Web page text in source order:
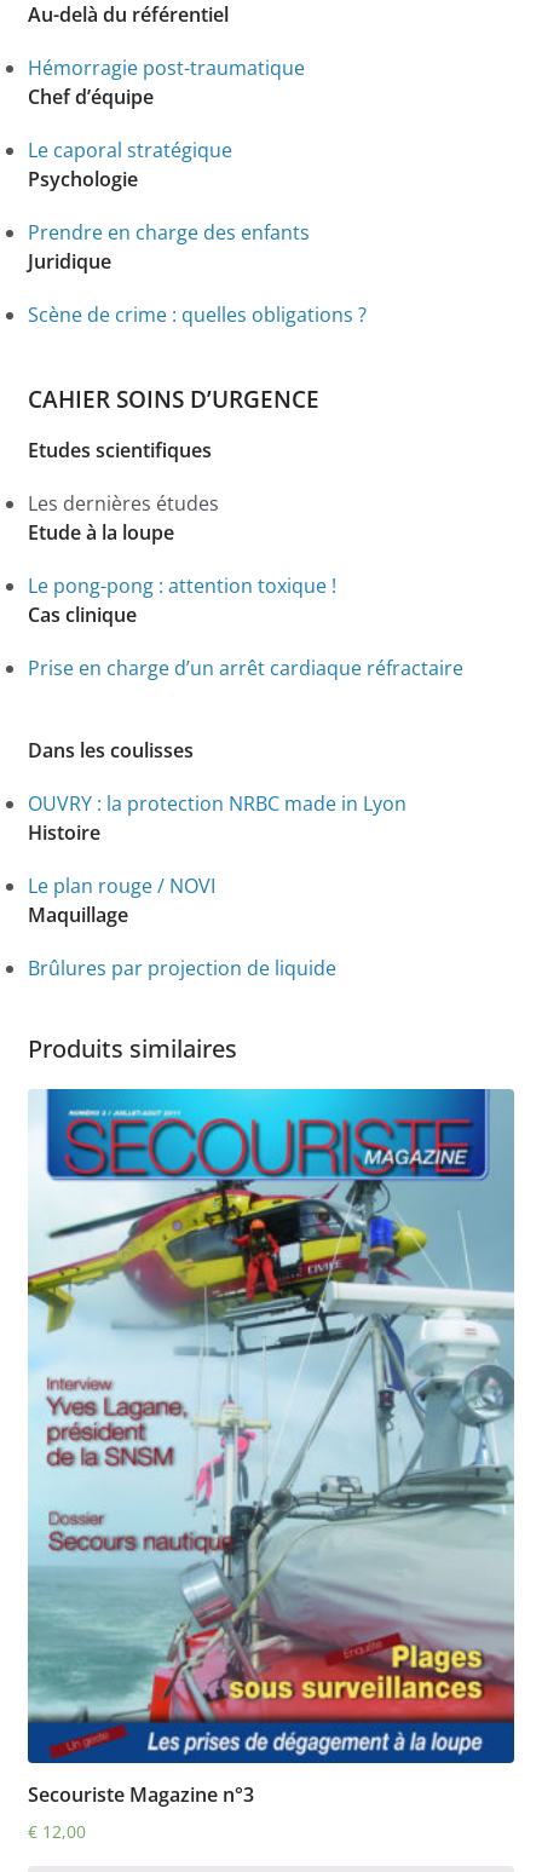
Au-delà du référentiel
Hémorragie post-traumatique
Chef d’équipe
Le caporal stratégique
Psychologie
Prendre en charge des enfants
Juridique
Scène de crime : quelles obligations ?
CAHIER SOINS D’URGENCE
Etudes scientifiques
Les dernières études
Etude à la loupe
Le pong-pong : attention toxique !
Cas clinique
Prise en charge d’un arrêt cardiaque réfractaire
Dans les coulisses
OUVRY : la protection NRBC made in Lyon
Histoire
Le plan rouge / NOVI
Maquillage
Brûlures par projection de liquide
Produits similaires
Secouriste Magazine n°3
€12,00